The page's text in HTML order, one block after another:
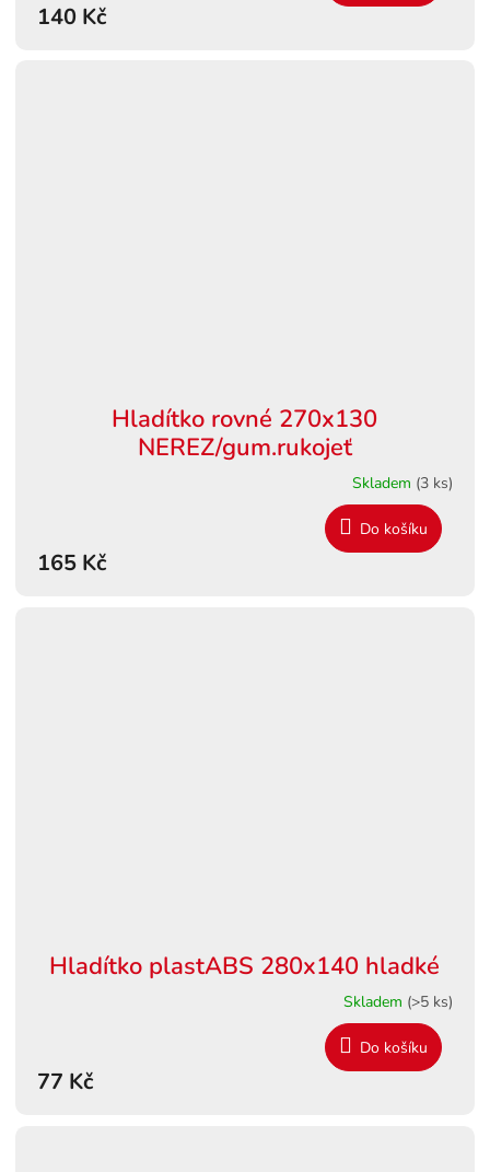
140 Kč
Hladítko rovné 270x130
NEREZ/gum.rukojeť
Skladem (3 ks)
165 Kč
Do košíku
Hladítko plastABS 280x140 hladké
Skladem (>5 ks)
77 Kč
Do košíku